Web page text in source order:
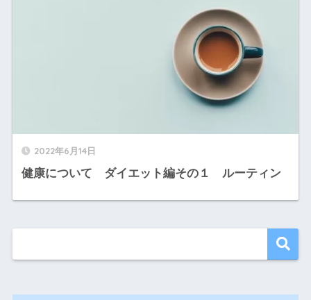
2022年6月14日
健康について ダイエット編その１ ルーティン